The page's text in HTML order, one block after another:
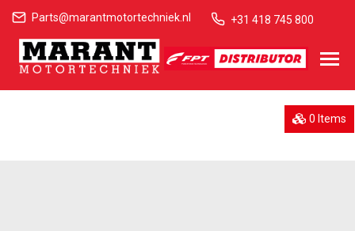
Parts@marantmotortechniek.nl +31 418 745 800
0 Items